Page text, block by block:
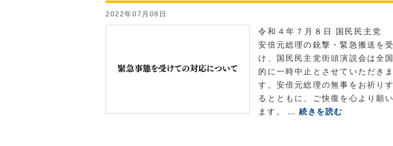
2022年07月08日
令和４年７月８日 国民民主党
安倍元総理の銃撃・緊急搬送を受
け、国民民主党街頭演説会は全国
的に一時中止とさせていただきま
す。安倍元総理の無事をお祈りす
るとともに、ご快復を心より願い
ます。 …続きを読む